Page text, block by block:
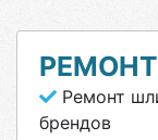
Ремонт
брендов